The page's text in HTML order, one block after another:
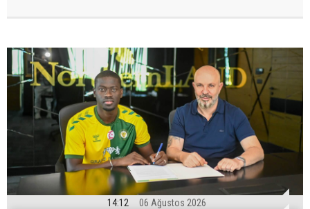
14:12 06 Ağustos 2026